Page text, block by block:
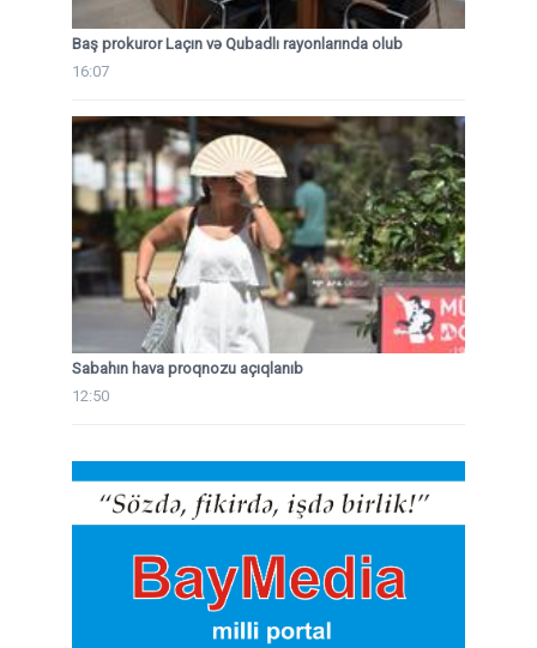
Baş prokuror Laçın və Qubadlı rayonlarında olub
16:07
Sabahın hava proqnozu açıqlanıb
12:50